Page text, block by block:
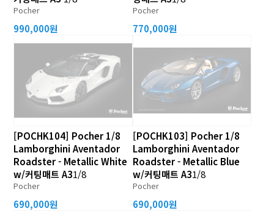
Pocher
990,000원
Pocher
770,000원
[POCHK104] Pocher 1/8
Lamborghini Aventador
Roadster - Metallic White
w/커팅매트 A31/8
Pocher
690,000원
[POCHK103] Pocher 1/8
Lamborghini Aventador
Roadster - Metallic Blue
w/커팅매트 A31/8
Pocher
690,000원